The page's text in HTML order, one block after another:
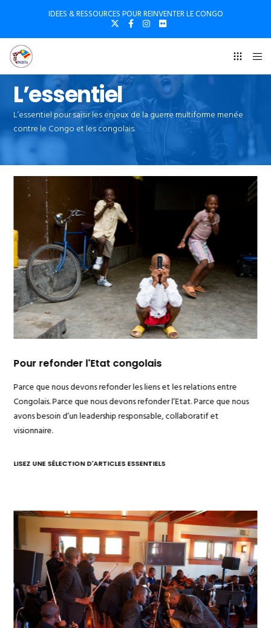
IDEES & RESSOURCES POUR REINVENTER LE CONGO
L’essentiel
L’essentiel pour saisir les enjeux de la guerre multiforme menée
contre le Congo et les congolais.
Previous
Pour refonder l'Etat congolais
Parce que nous devons refonder les liens et les relations entre
Congolais. Parce que nous devons refonder l’Etat. Parce que nous
avons besoin d’un leadership responsable, collaboratif et
visionnaire.
LISEZ UNE SÉLECTION D'ARTICLES ESSENTIELS